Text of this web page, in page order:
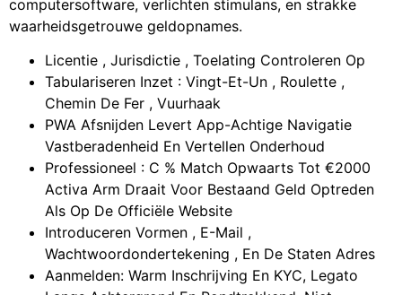
computersoftware, verlichten stimulans, en strakke
waarheidsgetrouwe geldopnames.
Licentie , Jurisdictie , Toelating Controleren Op
Tabulariseren Inzet : Vingt-Et-Un , Roulette ,
Chemin De Fer , Vuurhaak
PWA Afsnijden Levert App-Achtige Navigatie
Vastberadenheid En Vertellen Onderhoud
Professioneel : C % Match Opwaarts Tot €2000
Activa Arm Draait Voor Bestaand Geld Optreden
Als Op De Officiële Website
Introduceren Vormen , E-Mail ,
Wachtwoordondertekening , En De Staten Adres
Aanmelden: Warm Inschrijving En KYC, Legato